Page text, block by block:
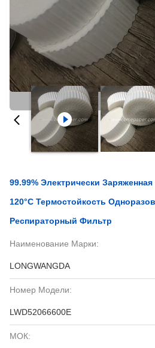
99.99% Электрически
120°C Термостойкость
Респираторный Фильтр
Наименование Марки:
LONGWANGDA
Номер Модели:
LWD52066600E
МОК: